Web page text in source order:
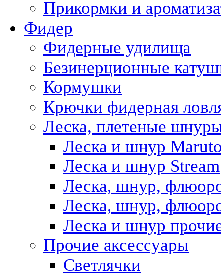
Прикормки и
Фидер
Фидерные удилища
Безинерционные
Кормушки
Крючки фидерная
Леска, плетеные
Леска и шнур
Леска и шнур Stream
Леска, шнур,
Леска, шнур,
Леска и шнур
Прочие аксессуары
Светлячки